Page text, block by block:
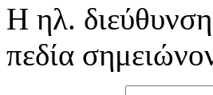
Η ηλ.
πεδία